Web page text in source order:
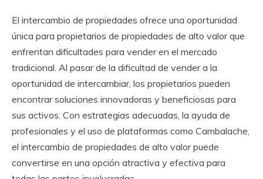
El intercambio de propiedades ofrece una oportunidad
única para propietarios de propiedades de alto valor que
enfrentan dificultades para vender en el mercado
tradicional. Al pasar de la dificultad de vender a la
oportunidad de intercambiar, los propietarios pueden
encontrar soluciones innovadoras y beneficiosas para
sus activos. Con estrategias adecuadas, la ayuda de
profesionales y el uso de plataformas como Cambalache,
el intercambio de propiedades de alto valor puede
convertirse en una opción atractiva y efectiva para